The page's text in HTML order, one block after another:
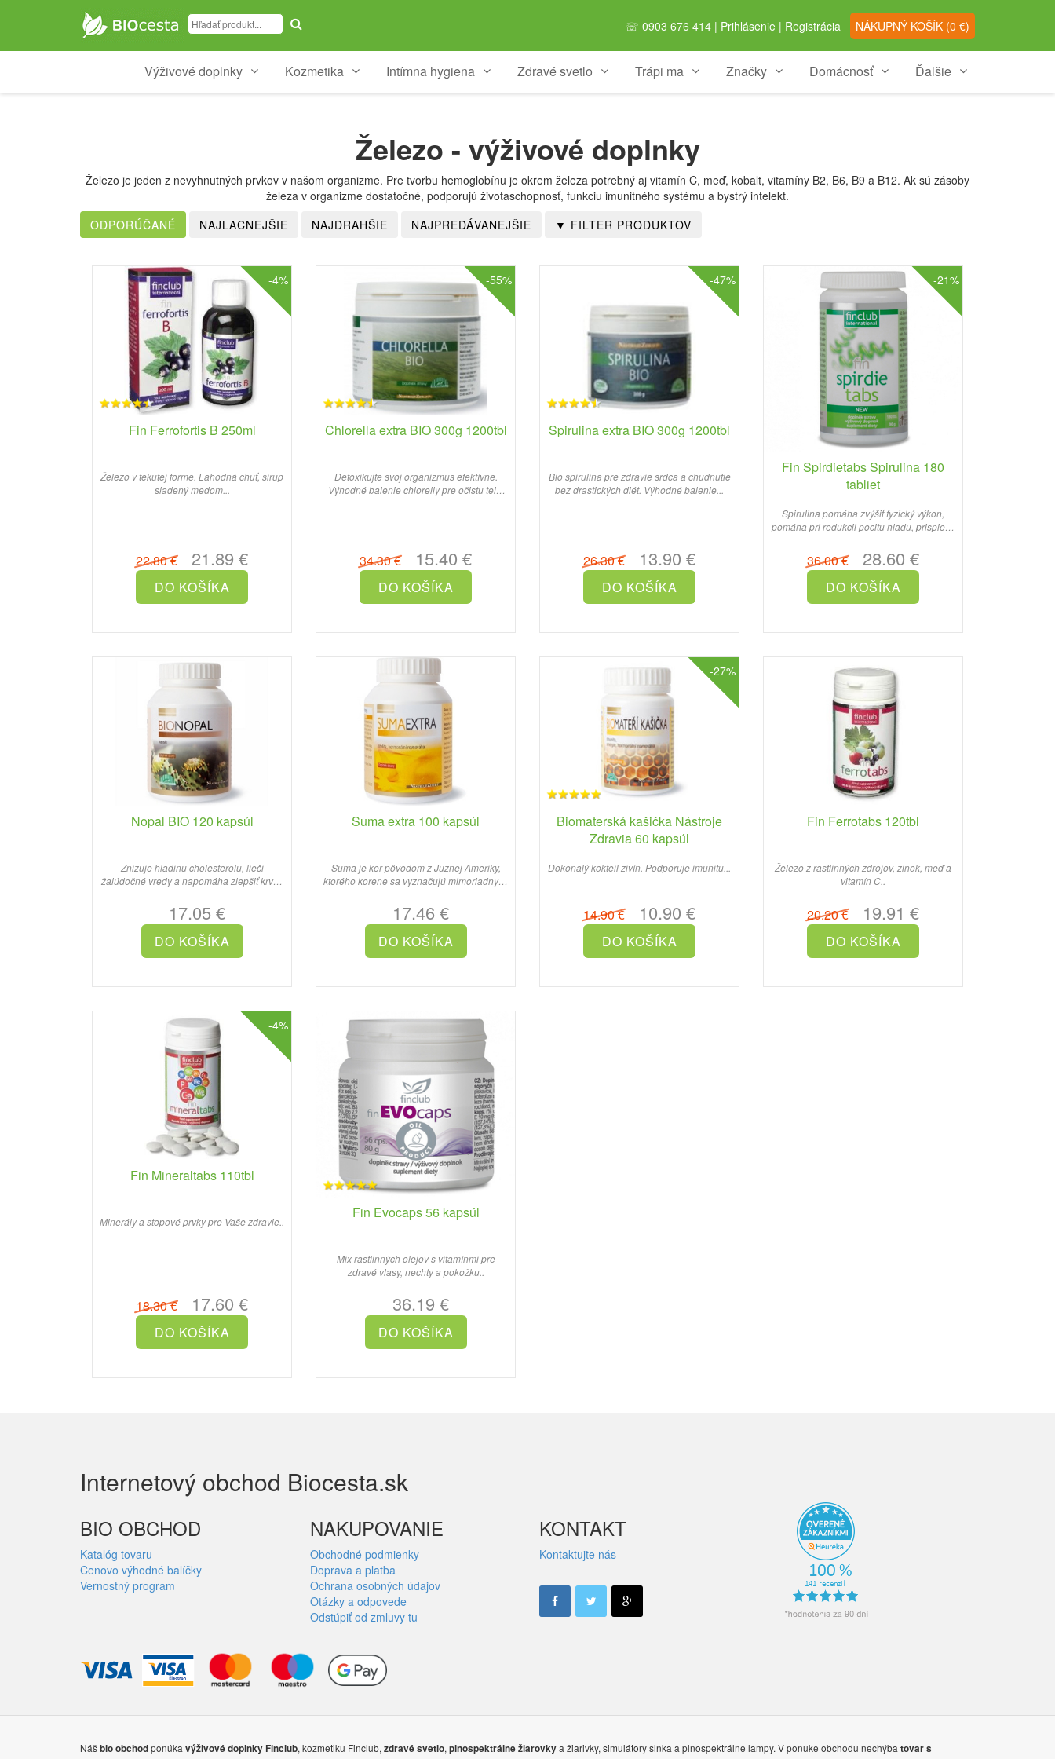
☏ 0903 676 414 | Prihlásenie | Registrácia NÁKUPNÝ KOŠÍK (0 €)
Výživové doplnky Kozmetika Intímna hygiena Zdravé svetlo Trápi ma Značky Domácnosť Ďalšie
Železo - výživové doplnky
Železo je jeden z nevyhnutných prvkov v našom organizme. Pre tvorbu hemoglobínu je okrem železa potrebný aj vitamín C, meď, kobalt, vitamíny B2, B6, B9 a B12. Ak sú zásoby
železa v organizme dostatočné, podporujú životaschopnosť, funkciu imunitného systému a bystrý intelekt.
-4%
Fin Ferrofortis B 250ml
Železo v tekutej forme. Lahodná chuť, sirup
sladený medom...
22.80 €21.89 €
-55%
Chlorella extra BIO 300g 1200tbl
Detoxikujte svoj organizmus efektívne.
Výhodné balenie chlorelly pre očistu tela,
34.30 €15.40 €
-47%
Spirulina extra BIO 300g 1200tbl
Bio spirulina pre zdravie srdca a chudnutie
bez drastických diét. Výhodné balenie...
26.30 €13.90 €
-21%
Fin Spirdietabs Spirulina 180
tabliet
Spirulina pomáha zvýšiť fyzický výkon,
pomáha pri redukcii pocitu hladu, prispieva
36.00 €28.60 €
Nopal BIO 120 kapsúl
Znižuje hladinu cholesterolu, lieči
žalúdočné vredy a napomáha zlepšiť krvný
17.05 €
Suma extra 100 kapsúl
Suma je ker pôvodom z Južnej Ameriky,
ktorého korene sa vyznačujú mimoriadnymi
17.46 €
-27%
Biomaterská kašička Nástroje
Zdravia 60 kapsúl
Dokonalý kokteil živín. Podporuje imunitu...
14.90 €10.90 €
Fin Ferrotabs 120tbl
Železo z rastlinných zdrojov, zinok, meď a
vitamín C..
20.20 €19.91 €
-4%
Fin Mineraltabs 110tbl
Minerály a stopové prvky pre Vaše zdravie..
18.30 €17.60 €
Fin Evocaps 56 kapsúl
Mix rastlinných olejov s vitamínmi pre
zdravé vlasy, nechty a pokožku..
36.19 €
Internetový obchod Biocesta.sk
BIO OBCHOD
Katalóg tovaru
Cenovo výhodné balíčky
Vernostný program
NAKUPOVANIE
Obchodné podmienky
Doprava a platba
Ochrana osobných údajov
Otázky a odpovede
Odstúpiť od zmluvy tu
KONTAKT
Kontaktujte nás
Nášbio obchodponúka výživové doplnkyFinclub, kozmetiku Finclub, zdravé svetlo, plnospektrálne žiarovkya žiarivky, simulátory slnka a plnospektrálne lampy. V ponuke obchodu nechýba tovar s